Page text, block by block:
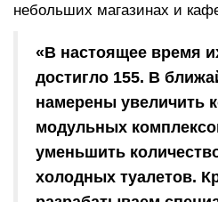
небольших магазинах и
«В настоящее время
достигло 155. В
намерены увеличить
модульных
уменьшить
холодных туалетов.